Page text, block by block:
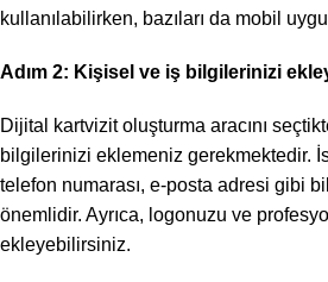
kullanılabilirken, bazıları da mobil
Adım 2: Kişisel ve iş bilgilerinizi
Dijital kartvizit oluşturma aracını
bilgilerinizi eklemeniz gerekmektedir.
telefon numarası, e-posta adresi gibi
önemlidir. Ayrıca, logonuzu ve
ekleyebilirsiniz.